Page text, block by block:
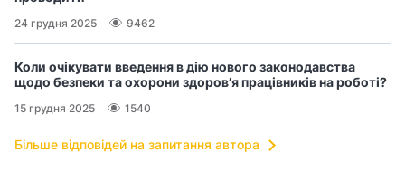
24 грудня 2025 9462
Коли очікувати введення в дію нового законодавства
щодо безпеки та охорони здоров’я працівників на роботі?
15 грудня 2025 1540
Більше відповідей на запитання автора